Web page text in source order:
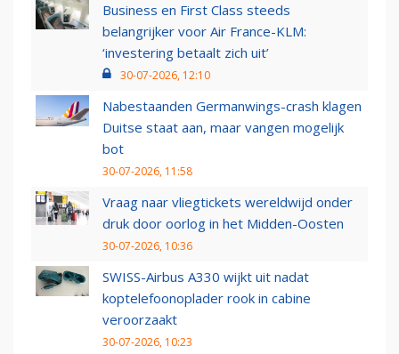
Business en First Class steeds
belangrijker voor Air France-KLM:
‘investering betaalt zich uit’
30-07-2026, 12:10
Nabestaanden Germanwings-crash klagen
Duitse staat aan, maar vangen mogelijk
bot
30-07-2026, 11:58
Vraag naar vliegtickets wereldwijd onder
druk door oorlog in het Midden-Oosten
30-07-2026, 10:36
SWISS-Airbus A330 wijkt uit nadat
koptelefoonoplader rook in cabine
veroorzaakt
30-07-2026, 10:23